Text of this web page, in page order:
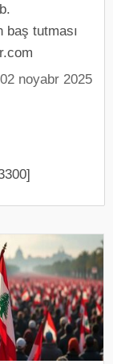
tutması
noyabr 2025